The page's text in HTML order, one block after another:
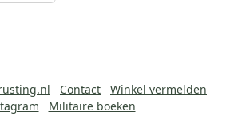
Contact
Winkel vermelden
Militaire boeken